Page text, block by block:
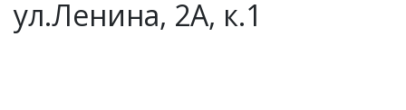
ул.Ленина, 2А, к.1